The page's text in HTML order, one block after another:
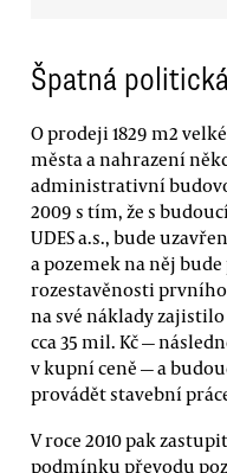
Špatná
O prodeji 1829 m2
města a nahrazení
administrativní
2009 s tím, že s
UDES a.s., bude
a pozemek na něj
rozestavěnosti
na své náklady
cca 35 mil. Kč —
v kupní ceně — a
provádět stavební
V roce 2010 pak
podmínku převodu